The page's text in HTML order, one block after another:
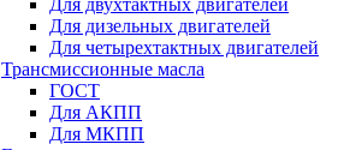
Для двухтактных двигателей
Для дизельных двигателей
Для четырехтактных двигателей
Трансмиссионные масла
ГОСТ
Для АКПП
Для МКПП